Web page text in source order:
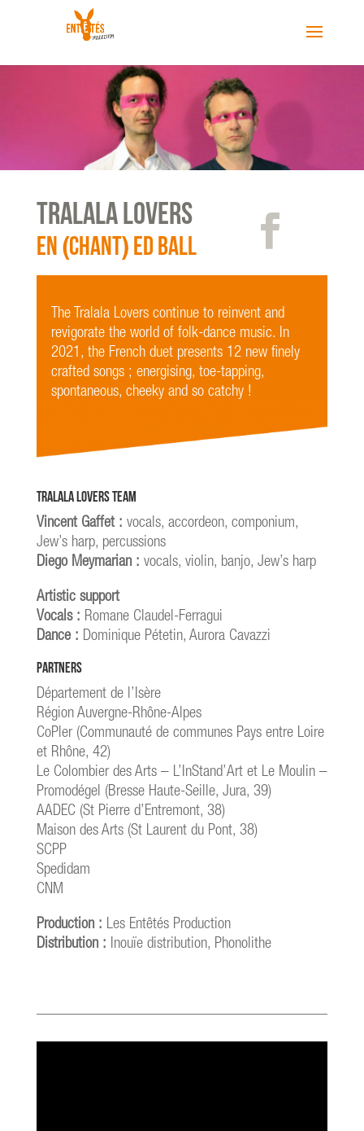
TRALALA LOVERS
En (chant) ED ball
The Tralala Lovers continue to reinvent and
revigorate the world of folk-dance music. In
2021, the French duet presents 12 new finely
crafted songs ; energising, toe-tapping,
spontaneous, cheeky and so catchy !
Tralala Lovers Team
Vincent Gaffet : vocals, accordeon, componium,
Jew’s harp, percussions
Diego Meymarian : vocals, violin, banjo, Jew’s harp
Artistic support
Vocals : Romane Claudel-Ferragui
Dance : Dominique Pétetin, Aurora Cavazzi
Partners
Département de l’Isère
Région Auvergne-Rhône-Alpes
CoPler (Communauté de communes Pays entre Loire
et Rhône, 42)
Le Colombier des Arts – L’InStand’Art et Le Moulin –
Promodégel (Bresse Haute-Seille, Jura, 39)
AADEC (St Pierre d’Entremont, 38)
Maison des Arts (St Laurent du Pont, 38)
SCPP
Spedidam
CNM
Production : Les Entêtés Production
Distribution : Inouïe distribution, Phonolithe